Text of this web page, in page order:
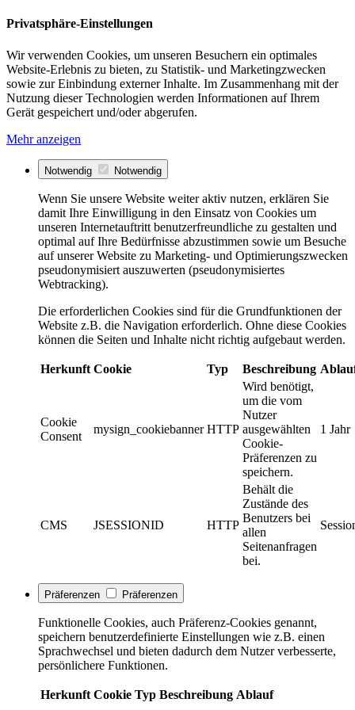
Privatsphäre-Einstellungen
Wir verwenden Cookies, um unseren Besuchern ein optimales
Website-Erlebnis zu bieten, zu Statistik- und Marketingzwecken
sowie zur Einbindung externer Inhalte. Im Zusammenhang mit der
Nutzung dieser Technologien werden Informationen auf Ihrem
Gerät gespeichert und/oder abgerufen.
Mehr anzeigen
Notwendig Notwendig
Wenn Sie unsere Website weiter aktiv nutzen, erklären Sie
damit Ihre Einwilligung in den Einsatz von Cookies um
unseren Internetauftritt benutzerfreundliche zu gestalten und
optimal auf Ihre Bedürfnisse abzustimmen sowie um Besuche
auf unserer Website zu Marketing- und Optimierungszwecken
pseudonymisiert auszuwerten (pseudonymisiertes
Webtracking).
Die erforderlichen Cookies sind für die Grundfunktionen der
Website z.B. die Navigation erforderlich. Ohne diese Cookies
können die Seiten und Inhalte nicht richtig aufgebaut werden.
Herkunft Cookie Typ Beschreibung
Cookie
Consent
mysign_cookiebanner HTTP
Wird benötigt,
um die vom
Nutzer
ausgewählten
Cookie-
Präferenzen zu
speichern.
1 Jahr
CMS JSESSIONID HTTP
Behält die
Zustände des
Benutzers bei
allen
Seitenanfragen
bei.
Präferenzen Präferenzen
Funktionelle Cookies, auch Präferenz-Cookies genannt,
speichern benutzerdefinierte Einstellungen wie z.B. einen
Sprachwechsel und bieten dadurch dem Nutzer verbesserte,
persönlichere Funktionen.
Herkunft Cookie Typ Beschreibung Ablauf